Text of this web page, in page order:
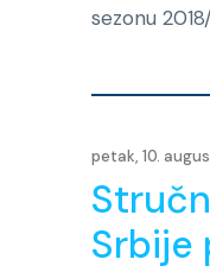
sezonu
petak, 10.
Srbije